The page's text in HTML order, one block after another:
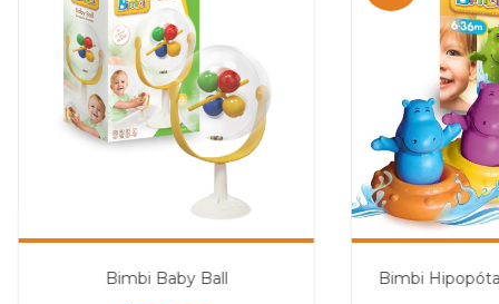
Bimbi Baby Ball Bimbi